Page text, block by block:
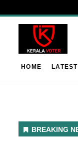
HOME LATEST